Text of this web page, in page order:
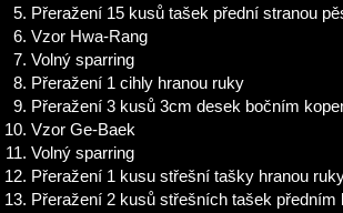
Přeražení 15 kusů tašek přední stranou
Vzor Hwa-Rang
Volný sparring
Přeražení 1 cihly hranou ruky
Přeražení 3 kusů 3cm desek bočním
Vzor Ge-Baek
Volný sparring
Přeražení 1 kusu střešní tašky hranou
Přeražení 2 kusů střešních tašek